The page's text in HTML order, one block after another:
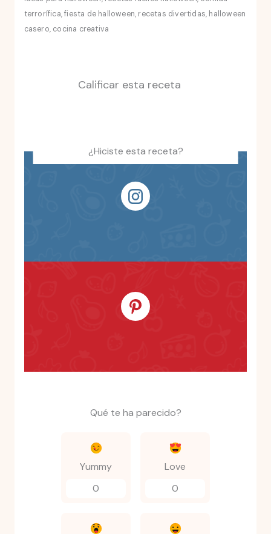
terrorífica, fiesta de halloween, recetas divertidas, halloween
casero, cocina creativa
Calificar esta receta
¿Hiciste esta receta?
Qué te ha parecido?
Yummy
0
Love
0